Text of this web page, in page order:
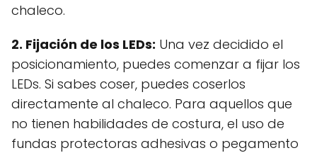
chaleco.
2. Fijación de los LEDs: Una vez decidido el
posicionamiento, puedes comenzar a fijar los
LEDs. Si sabes coser, puedes coserlos
directamente al chaleco. Para aquellos que
no tienen habilidades de costura, el uso de
fundas protectoras adhesivas o pegamento